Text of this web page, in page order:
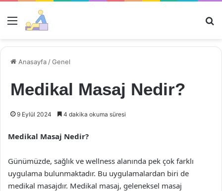
Menü
Anasayfa /Genel
Medikal Masaj Nedir?
9 Eylül 2024 4 dakika okuma süresi
Medikal Masaj Nedir?
Günümüzde, sağlık ve wellness alanında pek çok farklı
uygulama bulunmaktadır. Bu uygulamalardan biri de
medikal masajdır. Medikal masaj, geleneksel masaj